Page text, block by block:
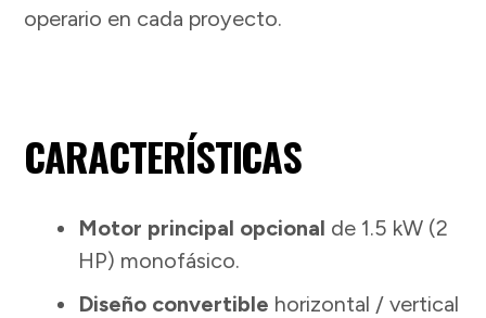
operario en cada proyecto.
CARACTERÍSTICAS
Motor principal opcional de 1.5 kW (2
HP) monofásico.
Diseño convertible horizontal / vertical